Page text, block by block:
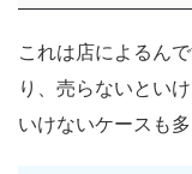
これは店によるん
り、売らないとい
いけないケースも多